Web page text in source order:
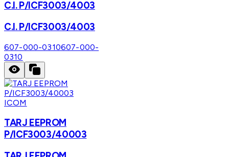
C.I. P/ICF3003/4003
C.I. P/ICF3003/4003
607-000-0310607-000-
0310
ICOM
TARJ EEPROM
P/ICF3003/40003